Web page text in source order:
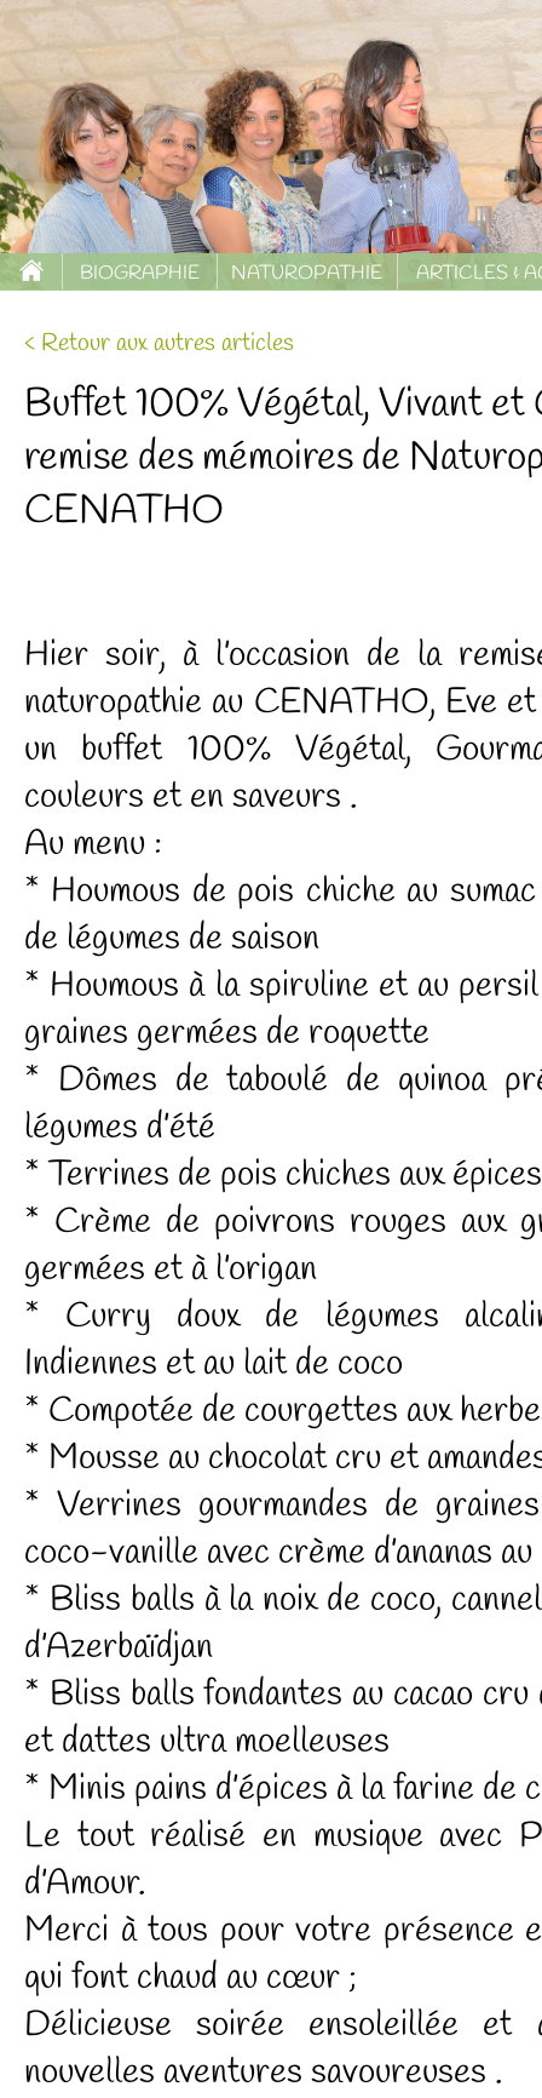
BIOGRAPHIE NATUROPATHIE ARTICLES &
< Retour aux autres articles
Buffet 100% Végétal, Vivant et
remise des mémoires de
CENATHO
Hier soir, à l’occasion de la
naturopathie au CENATHO, Eve
un buffet 100% Végétal,
couleurs et en saveurs .
Au menu :
* Houmous de pois chiche au
de légumes de saison
* Houmous à la spiruline et au
graines germées de roquette
* Dômes de taboulé de quinoa
légumes d’été
* Terrines de pois chiches aux
* Crème de poivrons rouges aux
germées et à l’origan
* Curry doux de légumes
Indiennes et au lait de coco
* Compotée de courgettes aux
* Mousse au chocolat cru et
* Verrines gourmandes de
coco-vanille avec crème d’ananas
* Bliss balls à la noix de coco,
d’Azerbaïdjan
* Bliss balls fondantes au cacao
et dattes ultra moelleuses
* Minis pains d’épices à la farine de
Le tout réalisé en musique avec
d’Amour.
Merci à tous pour votre présence
qui font chaud au cœur ;
Délicieuse soirée ensoleillée
nouvelles aventures savoureuses .